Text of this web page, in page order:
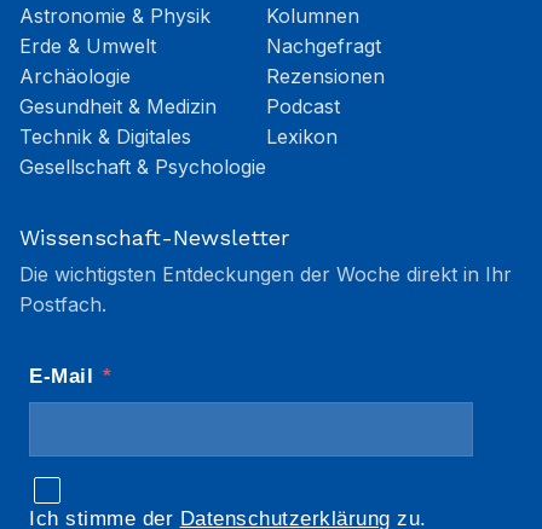
Astronomie & Physik
Erde & Umwelt
Archäologie
Gesundheit & Medizin
Technik & Digitales
Gesellschaft & Psychologie
Kolumnen
Nachgefragt
Rezensionen
Podcast
Lexikon
Wissenschaft-Newsletter
Die wichtigsten Entdeckungen der Woche direkt in Ihr
Postfach.